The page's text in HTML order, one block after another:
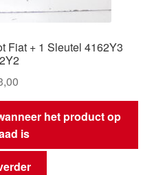
Fiat + 1 Sleutel 4162Y3
het product op
is